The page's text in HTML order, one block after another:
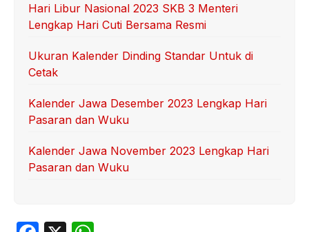
Hari Libur Nasional 2023 SKB 3 Menteri
Lengkap Hari Cuti Bersama Resmi
Ukuran Kalender Dinding Standar Untuk di
Cetak
Kalender Jawa Desember 2023 Lengkap Hari
Pasaran dan Wuku
Kalender Jawa November 2023 Lengkap Hari
Pasaran dan Wuku